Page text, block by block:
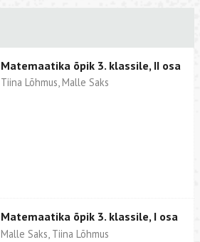
Matemaatika õpik 3. klassile, II osa
Tiina Lõhmus, Malle Saks
Matemaatika õpik 3. klassile, I osa
Malle Saks, Tiina Lõhmus